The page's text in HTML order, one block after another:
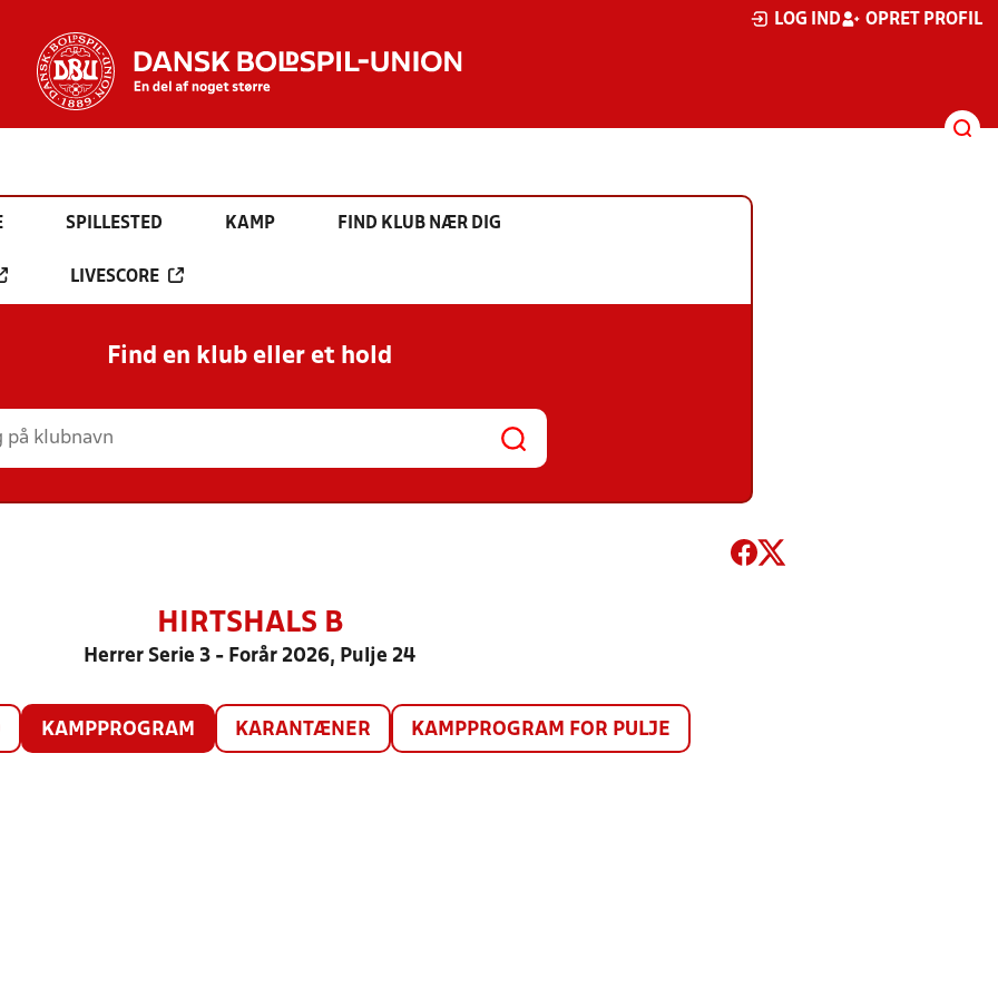
LOG IND OPRET PROFIL
SPILLESTED KAMP FIND KLUB NÆR DIG
LIVESCORE
Find en klub eller et hold
HIRTSHALS B
Herrer Serie 3 - Forår 2026, Pulje 24
KAMPPROGRAM KARANTÆNER KAMPPROGRAM FOR PULJE